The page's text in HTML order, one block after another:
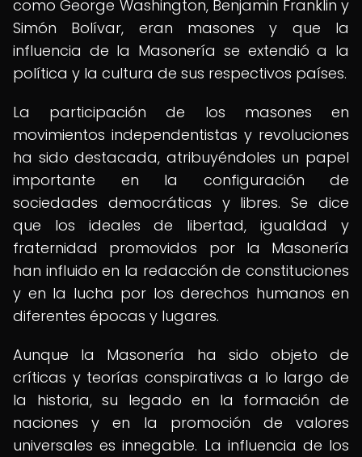
como George Washington, Benjamin Franklin y
Simón Bolívar, eran masones y que la
influencia de la Masonería se extendió a la
política y la cultura de sus respectivos países.
La participación de los masones en
movimientos independentistas y revoluciones
ha sido destacada, atribuyéndoles un papel
importante en la configuración de
sociedades democráticas y libres. Se dice
que los ideales de libertad, igualdad y
fraternidad promovidos por la Masonería
han influido en la redacción de constituciones
y en la lucha por los derechos humanos en
diferentes épocas y lugares.
Aunque la Masonería ha sido objeto de
críticas y teorías conspirativas a lo largo de
la historia, su legado en la formación de
naciones y en la promoción de valores
universales es innegable. La influencia de los